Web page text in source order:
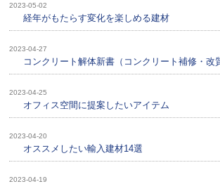
2023-05-02
経年がもたらす変化を楽しめる建材
2023-04-27
コンクリート解体新書（コンクリート補修・改
2023-04-25
オフィス空間に提案したいアイテム
2023-04-20
オススメしたい輸入建材14選
2023-04-19